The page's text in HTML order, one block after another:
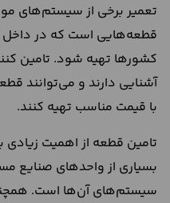
تعمیر برخی از سیستم‌های
قطعه‌هایی است که در داخل
کشورها تهیه شود. تامین
آشنایی دارند و می‌توانند
با قیمت مناسب تهیه کنند.
تامین قطعه از اهمیت زیادی
بسیاری از واحدهای صنایع
سیستم‌های آن‌ها است.